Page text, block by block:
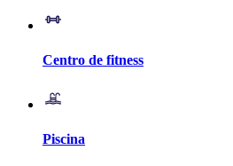
Centro de fitness
Piscina